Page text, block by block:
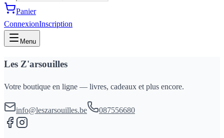
Panier
ConnexionInscription
Menu
Les Z'arsouilles
Votre boutique en ligne — livres, cadeaux et plus encore.
info@leszarsouilles.be 087556680